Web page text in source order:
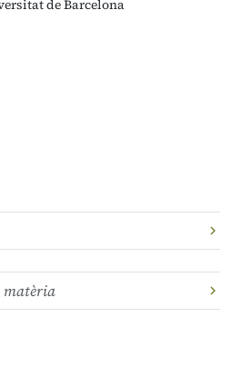
de Barcelona
matèria